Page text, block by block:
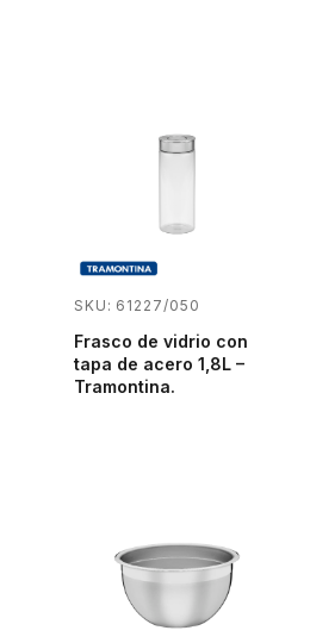
SKU: 61227/050
Frasco de vidrio con
tapa de acero 1,8L –
Tramontina.